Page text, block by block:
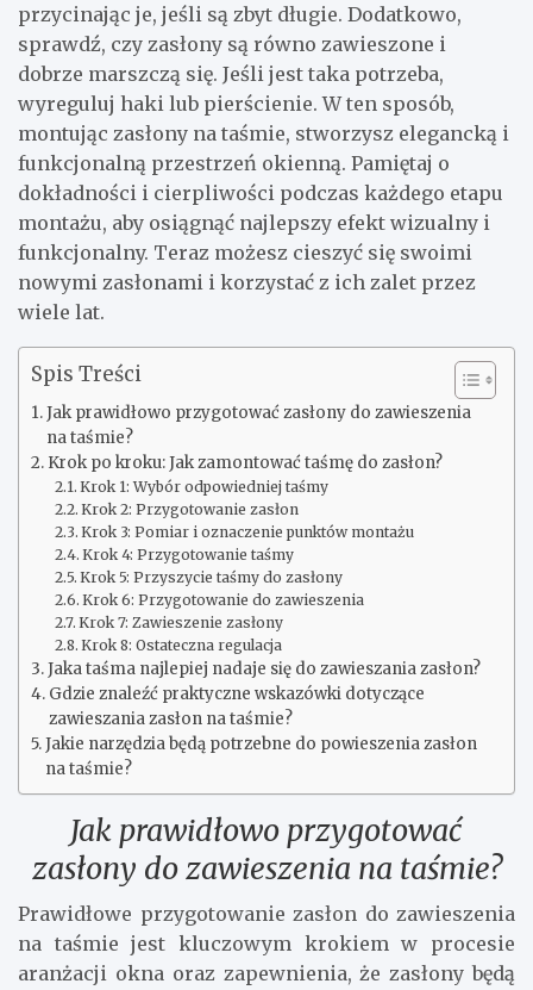
przycinając je, jeśli są zbyt długie. Dodatkowo,
sprawdź, czy zasłony są równo zawieszone i
dobrze marszczą się. Jeśli jest taka potrzeba,
wyreguluj haki lub pierścienie. W ten sposób,
montując zasłony na taśmie, stworzysz elegancką i
funkcjonalną przestrzeń okienną. Pamiętaj o
dokładności i cierpliwości podczas każdego etapu
montażu, aby osiągnąć najlepszy efekt wizualny i
funkcjonalny. Teraz możesz cieszyć się swoimi
nowymi zasłonami i korzystać z ich zalet przez
wiele lat.
Spis Treści
Jak prawidłowo przygotować zasłony do zawieszenia
na taśmie?
Krok po kroku: Jak zamontować taśmę do zasłon?
Krok 1: Wybór odpowiedniej taśmy
Krok 2: Przygotowanie zasłon
Krok 3: Pomiar i oznaczenie punktów montażu
Krok 4: Przygotowanie taśmy
Krok 5: Przyszycie taśmy do zasłony
Krok 6: Przygotowanie do zawieszenia
Krok 7: Zawieszenie zasłony
Krok 8: Ostateczna regulacja
Jaka taśma najlepiej nadaje się do zawieszania zasłon?
Gdzie znaleźć praktyczne wskazówki dotyczące
zawieszania zasłon na taśmie?
Jakie narzędzia będą potrzebne do powieszenia zasłon
na taśmie?
Jak prawidłowo przygotować
zasłony do zawieszenia na taśmie?
Prawidłowe przygotowanie zasłon do zawieszenia
na taśmie jest kluczowym krokiem w procesie
aranżacji okna oraz zapewnienia, że zasłony będą